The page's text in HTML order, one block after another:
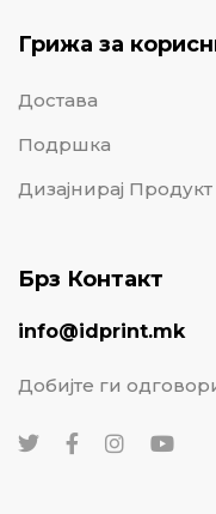
Грижа за
Достава
Подршка
Дизајнирај Продукт
Брз Контакт
info@idprint.mk
Добијте ги